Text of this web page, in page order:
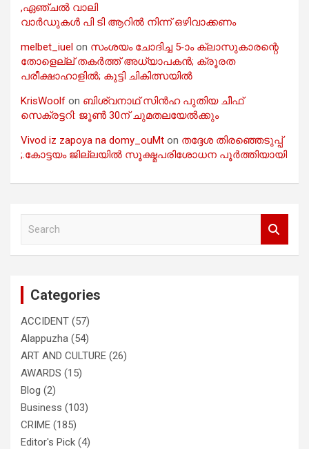
,ഏഞ്ചൽ വാലി
വാർഡുകൾ പി ടി ആറിൽ നിന്ന് ഒഴിവാക്കണം
melbet_iuel on സംശയം ചോദിച്ച 5-ാം ക്ലാസുകാരന്റെ
തോളെല്ല് തകർത്ത് അധ്യാപകൻ; ക്രൂരത
പരീക്ഷാഹാളിൽ; കുട്ടി ചികിത്സയിൽ
KrisWoolf on ബിശ്വനാഥ് സിൻഹ പുതിയ ചീഫ്
സെക്രട്ടറി: ജൂൺ 30ന് ചുമതലയേൽക്കും
Vivod iz zapoya na domy_ouMt on തദ്ദേശ തിരഞ്ഞെടുപ്പ്
;.കോട്ടയം ജില്ലയിൽ സൂക്ഷ്മപരിശോധന പൂർത്തിയായി
Categories
ACCIDENT (57)
Alappuzha (54)
ART AND CULTURE (26)
AWARDS (15)
Blog (2)
Business (103)
CRIME (185)
Editor's Pick (4)